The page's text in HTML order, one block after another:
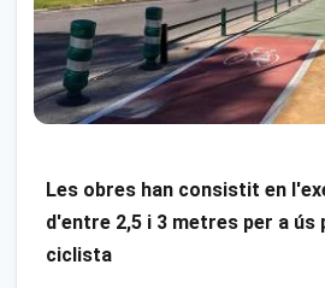
Les obres han consistit en
d'entre 2,5 i 3 metres per a ús
ciclista